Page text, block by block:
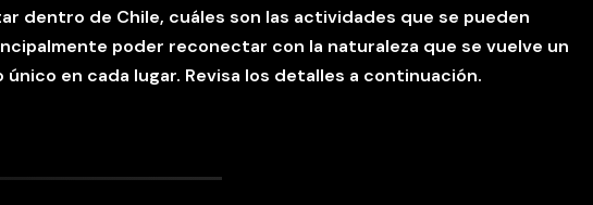
dentro de Chile, cuáles son las actividades que se pueden
poder reconectar con la naturaleza que se vuelve un
en cada lugar. Revisa los detalles a continuación.